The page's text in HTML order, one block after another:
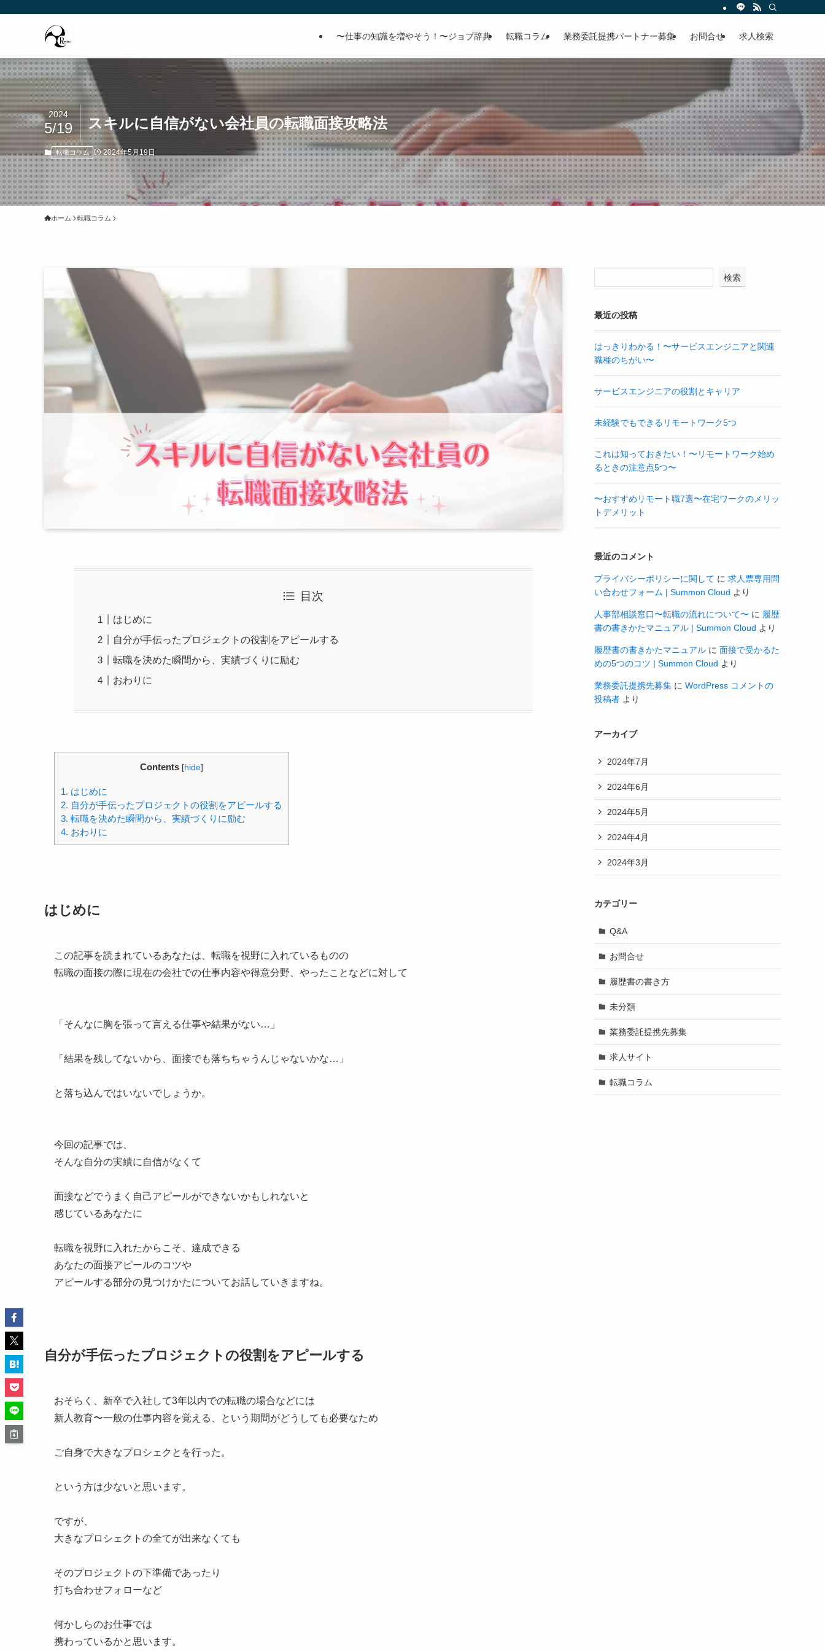
〜仕事の知識を増やそう！〜ジョブ辞典 転職コラム 業務委託提携パートナー募集 お問合せ 求人検索
スキルに自信がない会社員の転職面接攻略法
2024
5/19
転職コラム 2024年5月19日
ホーム 転職コラム
目次
はじめに
自分が手伝ったプロジェクトの役割をアピールする
転職を決めた瞬間から、実績づくりに励む
おわりに
Contents [hide]
1. はじめに
2. 自分が手伝ったプロジェクトの役割をアピールする
3. 転職を決めた瞬間から、実績づくりに励む
4. おわりに
はじめに
この記事を読まれているあなたは、転職を視野に入れているものの
転職の面接の際に現在の会社での仕事内容や得意分野、やったことなどに対して
「そんなに胸を張って言える仕事や結果がない…」
「結果を残してないから、面接でも落ちちゃうんじゃないかな…」
と落ち込んではいないでしょうか。
今回の記事では、
そんな自分の実績に自信がなくて
面接などでうまく自己アピールができないかもしれないと
感じているあなたに
転職を視野に入れたからこそ、達成できる
あなたの面接アピールのコツや
アピールする部分の見つけかたについてお話していきますね。
自分が手伝ったプロジェクトの役割をアピールする
おそらく、新卒で入社して3年以内での転職の場合などには
新人教育〜一般の仕事内容を覚える、という期間がどうしても必要なため
ご自身で大きなプロシェクとを行った。
という方は少ないと思います。
ですが、
大きなプロシェクトの全てが出来なくても
そのプロジェクトの下準備であったり
打ち合わせフォローなど
何かしらのお仕事では
携わっているかと思います。
検索
最近の投稿
はっきりわかる！〜サービスエンジニアと関連
職種のちがい〜
サービスエンジニアの役割とキャリア
未経験でもできるリモートワーク5つ
これは知っておきたい！〜リモートワーク始め
るときの注意点5つ〜
〜おすすめリモート職7選〜在宅ワークのメリッ
トデメリット
最近のコメント
プライバシーポリシーに関して に 求人票専用問
い合わせフォーム | Summon Cloud より
人事部相談窓口〜転職の流れについて〜 に 履歴
書の書きかたマニュアル | Summon Cloud より
履歴書の書きかたマニュアル に 面接で受かるた
めの5つのコツ | Summon Cloud より
業務委託提携先募集 に WordPress コメントの
投稿者 より
アーカイブ
2024年7月
2024年6月
2024年5月
2024年4月
2024年3月
カテゴリー
Q&A
お問合せ
履歴書の書き方
未分類
業務委託提携先募集
求人サイト
転職コラム